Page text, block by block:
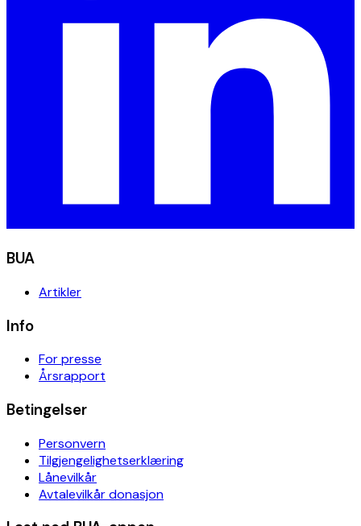
BUA
Artikler
Info
For presse
Årsrapport
Betingelser
Personvern
Tilgjengelighetserklæring
Lånevilkår
Avtalevilkår donasjon